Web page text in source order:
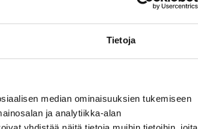
Tietoja
median ominaisuuksien tukemiseen
ja analytiikka-alan